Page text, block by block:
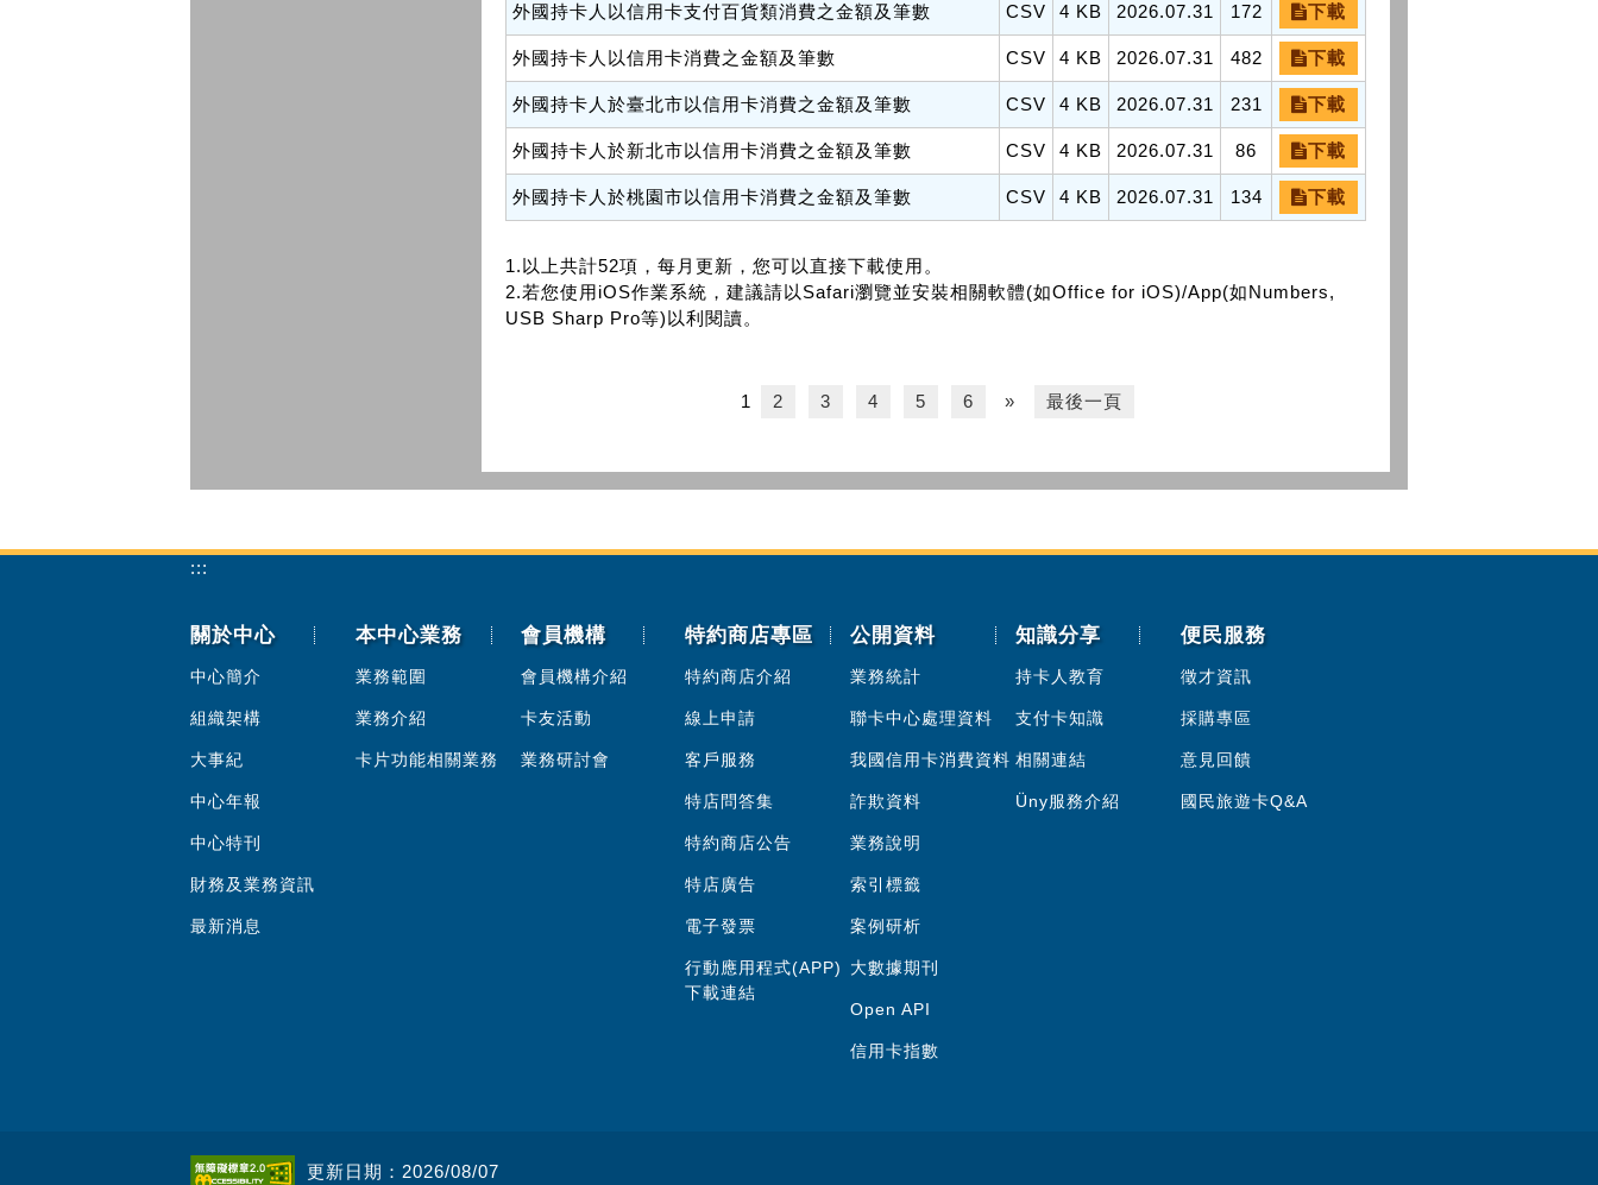
外國持卡人以信用卡支付百貨類消費之金額及筆數 CSV 4 KB 2026.07.31 172 下載
外國持卡人以信用卡消費之金額及筆數 CSV 4 KB 2026.07.31 482 下載
外國持卡人於臺北市以信用卡消費之金額及筆數 CSV 4 KB 2026.07.31 231 下載
外國持卡人於新北市以信用卡消費之金額及筆數 CSV 4 KB 2026.07.31 86 下載
外國持卡人於桃園市以信用卡消費之金額及筆數 CSV 4 KB 2026.07.31 134 下載
1.以上共計52項，每月更新，您可以直接下載使用。
2.若您使用iOS作業系統，建議請以Safari瀏覽並安裝相關軟體(如Office for iOS)/App(如Numbers,
USB Sharp Pro等)以利閱讀。
1 2 3 4 5 6 » 最後一頁
:::
關於中心
中心簡介
組織架構
大事紀
中心年報
中心特刊
財務及業務資訊
最新消息
本中心業務
業務範圍
業務介紹
卡片功能相關業務
會員機構
會員機構介紹
卡友活動
業務研討會
特約商店專區
特約商店介紹
線上申請
客戶服務
特店問答集
特約商店公告
特店廣告
電子發票
行動應用程式(APP)
下載連結
公開資料
業務統計
聯卡中心處理資料
我國信用卡消費資料
詐欺資料
業務說明
索引標籤
案例研析
大數據期刊
Open API
信用卡指數
知識分享
持卡人教育
支付卡知識
相關連結
Üny服務介紹
便民服務
徵才資訊
採購專區
意見回饋
國民旅遊卡Q&A
更新日期：2026/08/07